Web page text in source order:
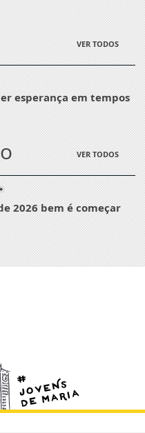
VER TODOS
esperança em tempos
VER TODOS
2026 bem é começar